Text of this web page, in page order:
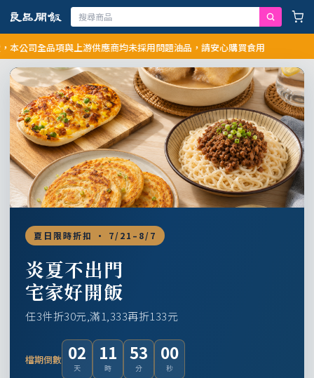
全品項與上游供應商均未採用問題油品，請安心購買食用
夏日限時折扣 · 7/21–8/7
炎夏不出門
宅家好開飯
任3件折30元,滿1,333再折133元
檔期倒數 02
天
11
時
52
分
59
秒